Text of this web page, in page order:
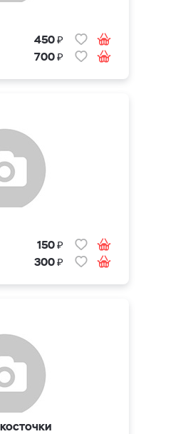
450₽
700₽
150₽
300₽